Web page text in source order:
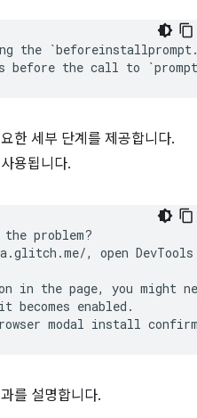
the
한 세부 단계를 제공합니다.
용됩니다.
problem?
, open
in the page, you might
becomes enabled.
를 설명합니다.